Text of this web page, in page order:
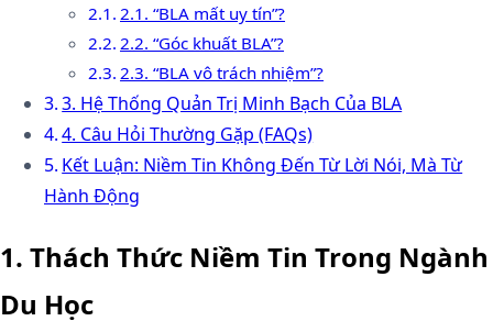
2.1. “BLA mất uy tín”?
2.2. “Góc khuất BLA”?
2.3. “BLA vô trách nhiệm”?
3. Hệ Thống Quản Trị Minh Bạch Của BLA
4. Câu Hỏi Thường Gặp (FAQs)
Kết Luận: Niềm Tin Không Đến Từ Lời Nói, Mà Từ
Hành Động
1. Thách Thức Niềm Tin Trong Ngành
Du Học